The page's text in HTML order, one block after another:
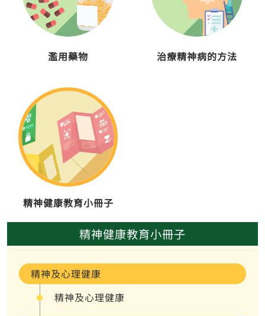
濫用藥物 治療精神病的方法
精神健康教育小冊子
精神健康教育小冊子
精神及心理健康
精神及心理健康